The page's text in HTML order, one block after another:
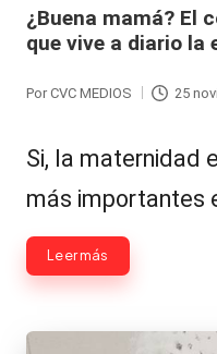
¿Buena mamá? El
que vive a diario la
Por CVC MEDIOS 25
Si, la maternidad
más importantes
Leer más